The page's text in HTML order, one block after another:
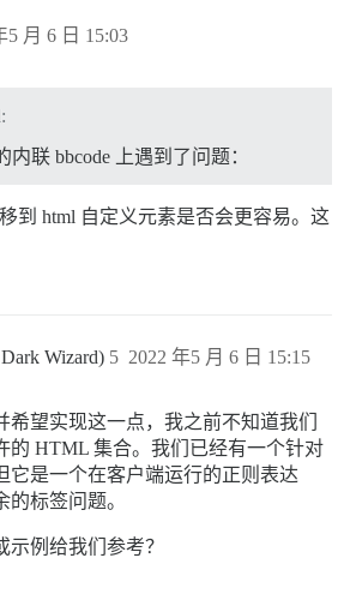
5 月 6 日 15:03
联 bbcode 上遇到了问题：
到 html 自定义元素是否会更容易。这
Wizard) 2022 年5 月 6 日 15:15
5
望实现这一点，我之前不知道我们
的 HTML 集合。我们已经有一个针对
它是一个在客户端运行的正则表达
标签问题。
例给我们参考？